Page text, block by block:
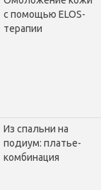
с помощью ELOS-
терапии
Из спальни на
подиум: платье-
комбинация